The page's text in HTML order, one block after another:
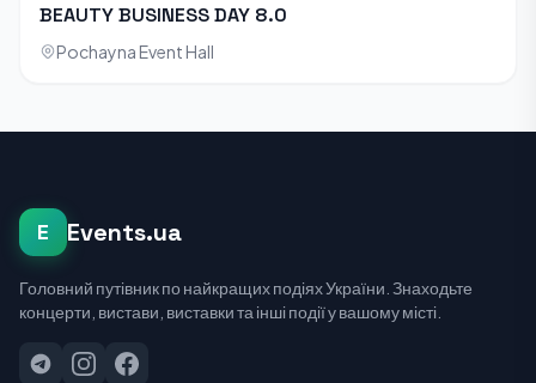
BEAUTY BUSINESS DAY 8.0
Pochayna Event Hall
E Events.ua
Головний путівник по найкращих подіях України. Знаходьте
концерти, вистави, виставки та інші події у вашому місті.